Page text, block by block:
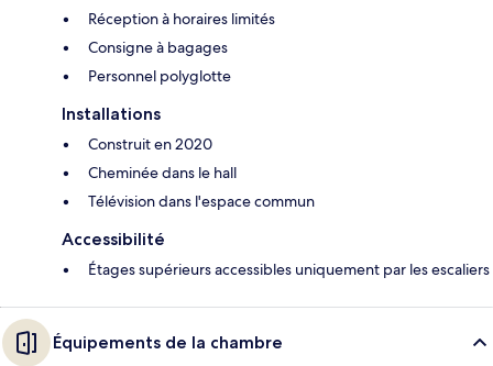
Réception à horaires limités
Consigne à bagages
Personnel polyglotte
Installations
Construit en 2020
Cheminée dans le hall
Télévision dans l'espace commun
Accessibilité
Étages supérieurs accessibles uniquement par les escaliers
Équipements de la chambre